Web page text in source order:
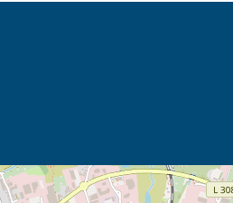
in neuem Tab (Karte)